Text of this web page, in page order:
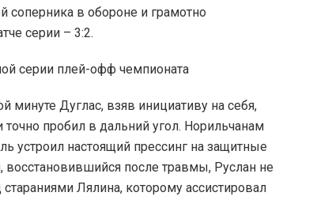
соперника в обороне и грамотно
серии – 3:2.
Дуглас, взяв инициативу на себя,
пробил в дальний угол. Норильчанам
устроил настоящий прессинг на защитные
восстановившийся после травмы, Руслан не
Лялина, которому ассистировал